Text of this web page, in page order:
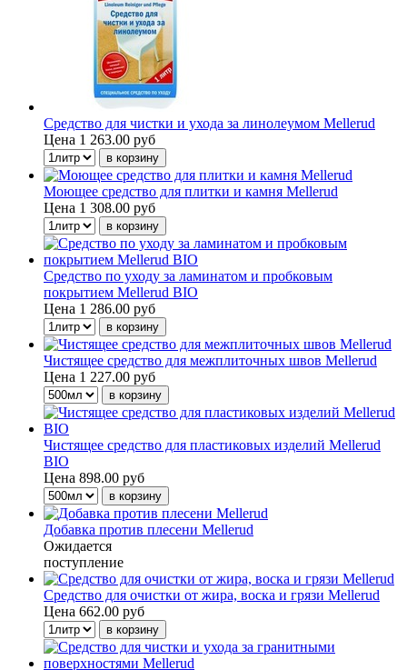
Средство для чистки и ухода за линолеумом Mellerud
Цена 1 263.00 руб
Моющее средство для плитки и камня Mellerud
Цена 1 308.00 руб
Средство по уходу за ламинатом и пробковым
покрытием Mellerud BIO
Цена 1 286.00 руб
Чистящее средство для межплиточных швов Mellerud
Цена 1 227.00 руб
Чистящее средство для пластиковых изделий Mellerud
BIO
Цена 898.00 руб
Добавка против плесени Mellerud
Ожидается
поступление
Средство для очистки от жира, воска и грязи Mellerud
Цена 662.00 руб